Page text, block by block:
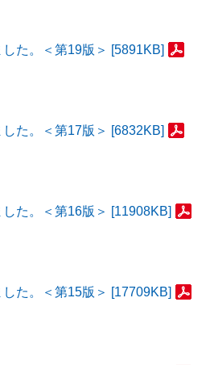
た。＜第19版＞ [5891KB]
た。＜第17版＞ [6832KB]
た。＜第16版＞ [11908KB]
た。＜第15版＞ [17709KB]